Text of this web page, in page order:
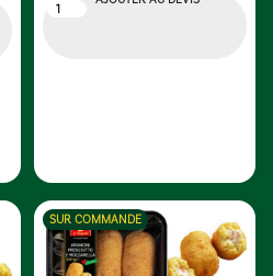
SUR COMMANDE